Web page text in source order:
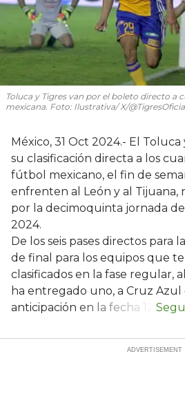
Toluca y Tigres van por el boleto directo a
mexicana. Foto: Ilustrativa/ X/
México, 31 Oct 2024.- El
su clasificación directa a los
fútbol mexicano, el fin de
enfrenten al León y al Tijuana,
por la decimoquinta jornada
2024.
De los seis pases directos para
de final para los equipos que
clasificados en la fase regular,
ha entregado uno, a Cruz
anticipación en la fecha 12.